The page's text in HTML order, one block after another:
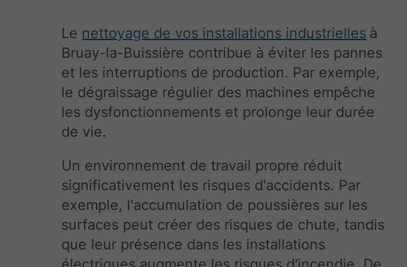
Le nettoyage de vos installations industrielles à
Bruay-la-Buissière contribue à éviter les pannes
et les interruptions de production. Par exemple,
le dégraissage régulier des machines empêche
les dysfonctionnements et prolonge leur durée
de vie.
Un environnement de travail propre réduit
significativement les risques d'accidents. Par
exemple, l'accumulation de poussières sur les
surfaces peut créer des risques de chute, tandis
que leur présence dans les installations